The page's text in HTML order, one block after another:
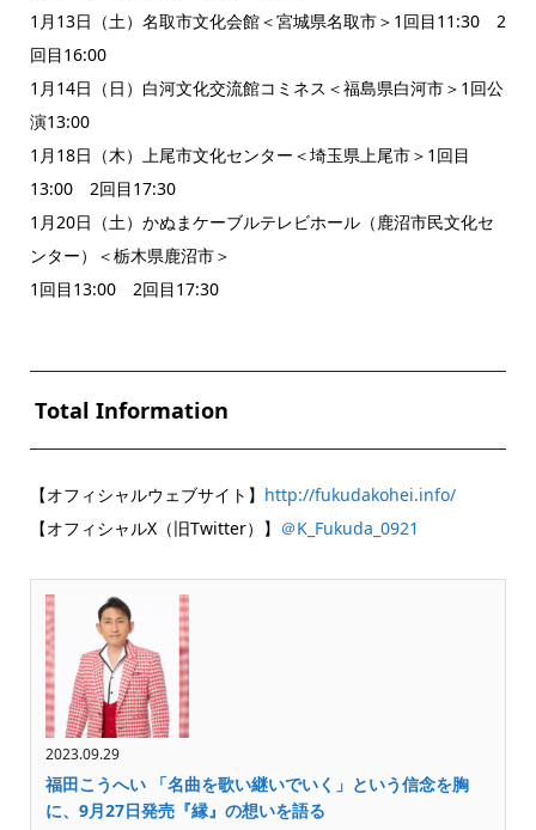
1月13日（土）名取市文化会館＜宮城県名取市＞1回目11:30 2
回目16:00
1月14日（日）白河文化交流館コミネス＜福島県白河市＞1回公
演13:00
1月18日（木）上尾市文化センター＜埼玉県上尾市＞1回目
13:00 2回目17:30
1月20日（土）かぬまケーブルテレビホール（鹿沼市民文化セ
ンター）＜栃木県鹿沼市＞
1回目13:00 2回目17:30
Total Information
【オフィシャルウェブサイト】 http://fukudakohei.info/
【オフィシャルX（旧Twitter）】 ＠K_Fukuda_0921
2023.09.29
福田こうへい 「名曲を歌い継いでいく」という信念を胸
に、9月27日発売『縁』の想いを語る